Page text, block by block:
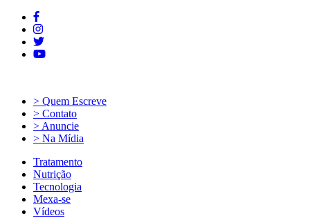
> Quem Escreve
> Contato
> Anuncie
> Na Mídia
Tratamento
Nutrição
Tecnologia
Mexa-se
Vídeos